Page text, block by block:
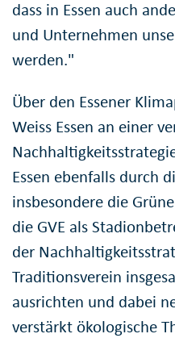
dass in Essen auch
und Unternehmen
werden."
Über den Essener
Weiss Essen an einer
Essen ebenfalls durch
insbesondere die
die GVE als
der
Traditionsverein
ausrichten und dabei
verstärkt ökologische